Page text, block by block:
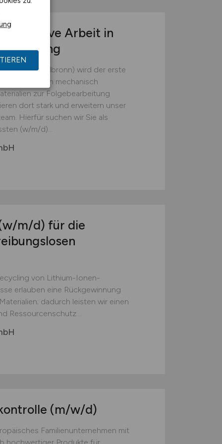
operative Arbeit in
Heilbronn) wird der erste
die Batterien mechanisch
zur Folgebearbeitung
dort stark und erweitern unser
Hierfür suchen wir Sie als
(w/m/d)...
m/d) für die
von Lithium-Ionen-
erlauben eine Rückgewinnung
dadurch leisten wir einen
Ressourcenschutz....
(m/w/d)
Familienunternehmen mit